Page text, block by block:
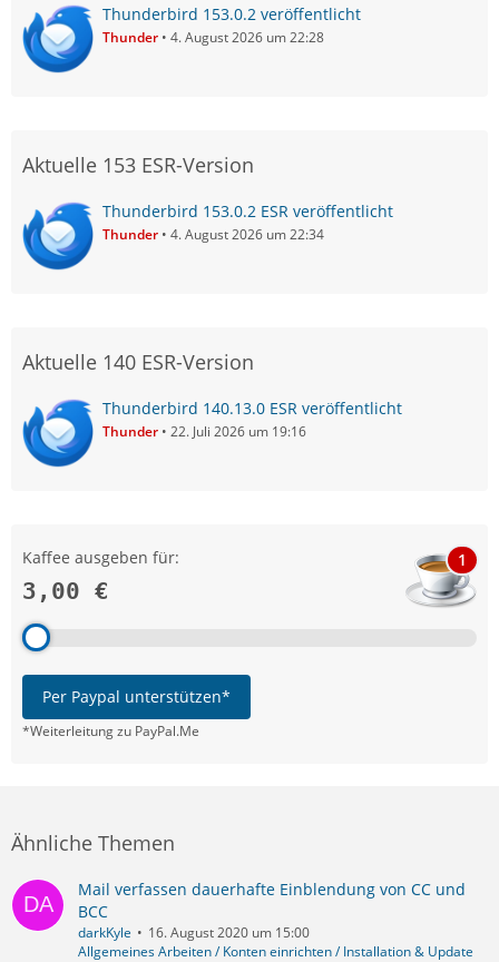
Thunderbird 153.0.2 veröffentlicht
Thunder 4. August 2026 um 22:28
Aktuelle 153 ESR-Version
Thunderbird 153.0.2 ESR veröffentlicht
Thunder 4. August 2026 um 22:34
Aktuelle 140 ESR-Version
Thunderbird 140.13.0 ESR veröffentlicht
Thunder 22. Juli 2026 um 19:16
Kaffee ausgeben für:
3,00 €
1
Per Paypal unterstützen*
*Weiterleitung zu PayPal.Me
Ähnliche Themen
Mail verfassen dauerhafte Einblendung von CC und
BCC
darkKyle
16. August 2020 um 15:00
Allgemeines Arbeiten / Konten einrichten / Installation & Update